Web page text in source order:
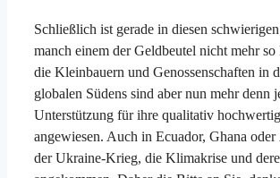
Schließlich ist gerade in diesen
manch einem der Geldbeutel nicht mehr so
die Kleinbauern und Genossenschaften in
globalen Südens sind aber nun mehr denn
Unterstützung für ihre qualitativ
angewiesen. Auch in Ecuador, Ghana
der Ukraine-Krieg, die Klimakrise und